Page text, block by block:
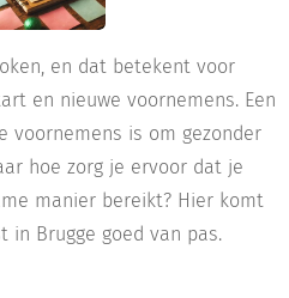
en dat betekent voor
en nieuwe voornemens. Een
voornemens is om gezonder
hoe zorg je ervoor dat je
manier bereikt? Hier komt
in Brugge goed van pas.